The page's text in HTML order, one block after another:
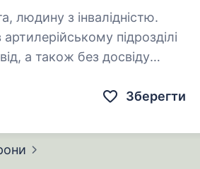
людину з інвалідністю.
а також без досвіду
Зберегти